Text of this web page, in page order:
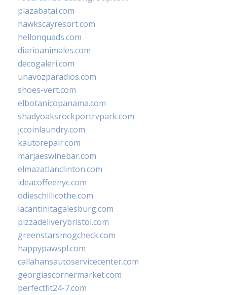
plazabatai.com
hawkscayresort.com
hellonquads.com
diarioanimales.com
decogaleri.com
unavozparadios.com
shoes-vert.com
elbotanicopanama.com
shadyoaksrockportrvpark.com
jccoinlaundry.com
kautorepair.com
marjaeswinebar.com
elmazatlanclinton.com
ideacoffeenyc.com
odieschillicothe.com
lacantinitagalesburg.com
pizzadeliverybristol.com
greenstarsmogcheck.com
happypawspl.com
callahansautoservicecenter.com
georgiascornermarket.com
perfectfit24-7.com